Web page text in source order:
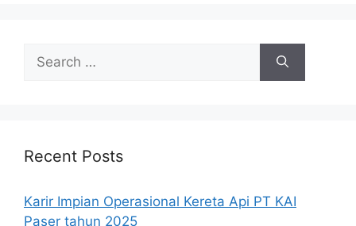
for:
Recent Posts
Karir Impian Operasional Kereta Api PT KAI
Paser tahun 2025